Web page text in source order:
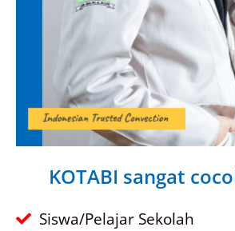
KOTABI sangat
Siswa/Pelajar Sekolah